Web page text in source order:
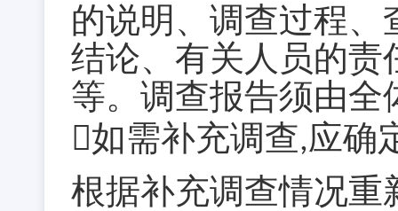
的说明、调查过程
结论、有关人员的责
等。调查报告须由全
如需补充调查,应确
根据补充调查情况重